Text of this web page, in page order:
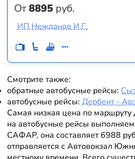
От8895 руб.
ИП Нежданов И.Г.
Смотрите также:
обратные автобусные рейсы:
автобусные рейсы: Дербент -
Самая низкая цена по
на автобусные рейсы
САФАР, она составляет 6988
отправляется с Автовокзал